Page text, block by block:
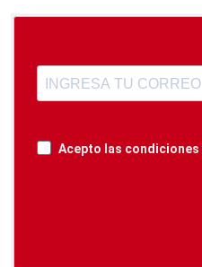
Acepto las